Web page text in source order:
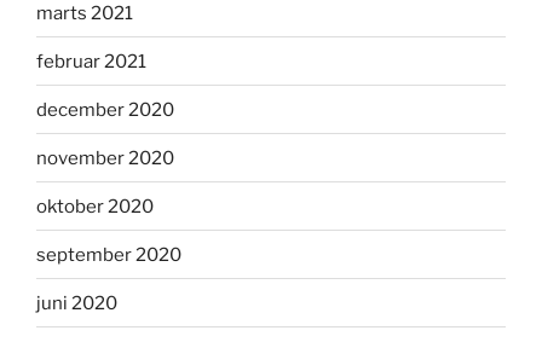
marts 2021
februar 2021
december 2020
november 2020
oktober 2020
september 2020
juni 2020